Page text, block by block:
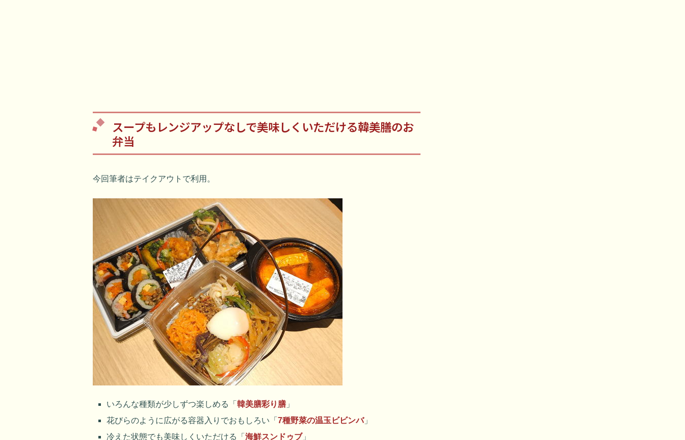
スープもレンジアップなしで美味しくいただける韓美膳のお
弁当
今回筆者はテイクアウトで利用。
いろんな種類が少しずつ楽しめる「韓美膳彩り膳」
花びらのように広がる容器入りでおもしろい「7種野菜の温玉ビビンバ」
冷えた状態でも美味しくいただける「海鮮スンドゥブ」